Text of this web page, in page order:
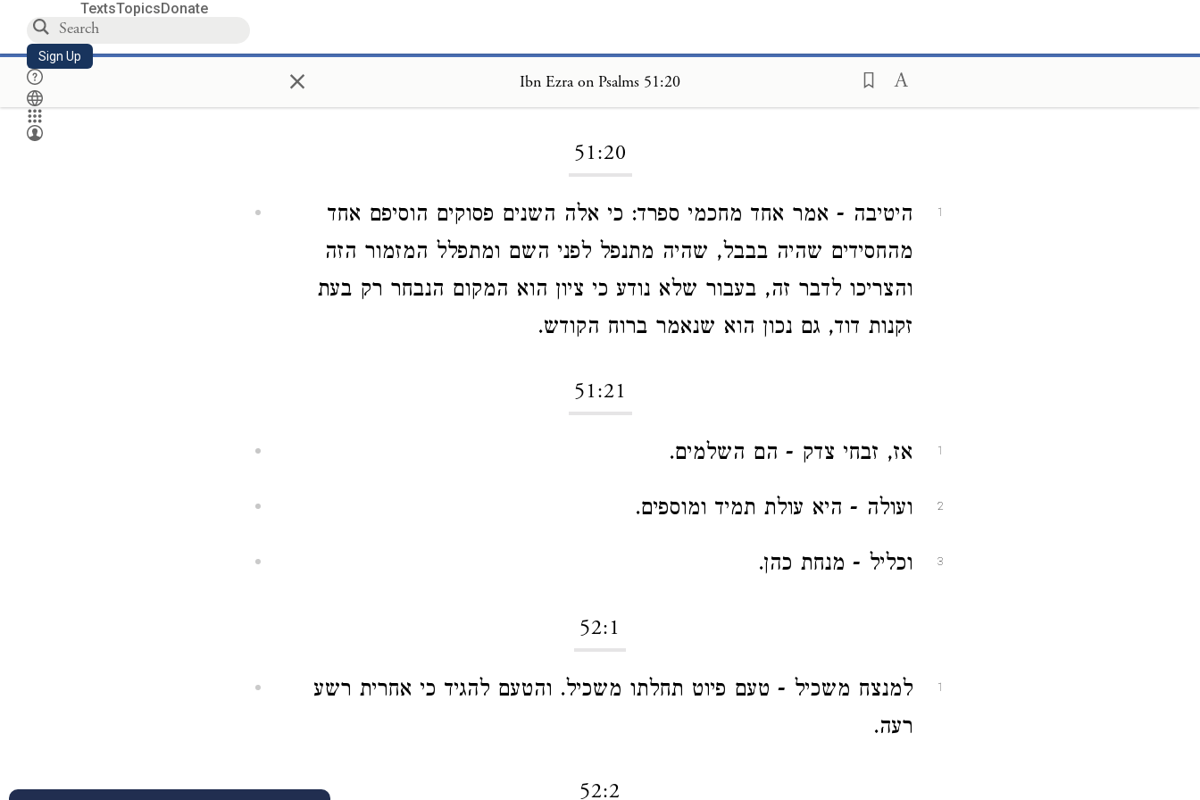
TextsTopicsDonate
Sign Up × Ibn Ezra on Psalms 51:20
51:20
1
היטיבה - אמר אחד מחכמי ספרד: כי אלה השנים פסוקים הוסיפם אחד
מהחסידים שהיה בבבל, שהיה מתנפל לפני השם ומתפלל המזמור הזה
והצריכו לדבר זה, בעבור שלא נודע כי ציון הוא המקום הנבחר רק בעת
זקנות דוד, גם נכון הוא שנאמר ברוח הקודש.
51:21
1 אז, זבחי צדק - הם השלמים.
2 ועולה - היא עולת תמיד ומוספים.
3 וכליל - מנחת כהן.
52:1
1
למנצח משכיל - טעם פיוט תחלתו משכיל. והטעם להגיד כי אחרית רשע
רעה.
52:2